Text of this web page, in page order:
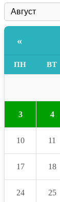
«
ПН ВТ
3 4
10 11
17 18
24 25